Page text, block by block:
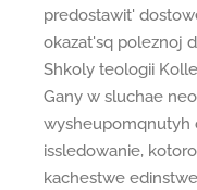
predostawit'
okazat'sq poleznoj
Shkoly teologii
Gany w sluchae
wysheupomqnutyh
issledowanie,
kachestwe